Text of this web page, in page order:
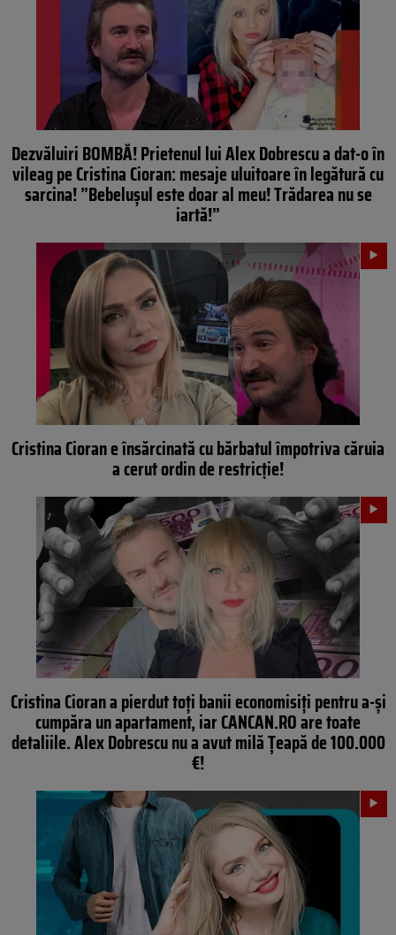
Dezvăluiri BOMBĂ! Prietenul lui Alex Dobrescu a dat-o în
vileag pe Cristina Cioran: mesaje uluitoare în legătură cu
sarcina! ”Bebelușul este doar al meu! Trădarea nu se
iartă!”
Cristina Cioran e însărcinată cu bărbatul împotriva căruia
a cerut ordin de restricție!
Cristina Cioran a pierdut toți banii economisiți pentru a-și
cumpăra un apartament, iar CANCAN.RO are toate
detaliile. Alex Dobrescu nu a avut milă Țeapă de 100.000
€!